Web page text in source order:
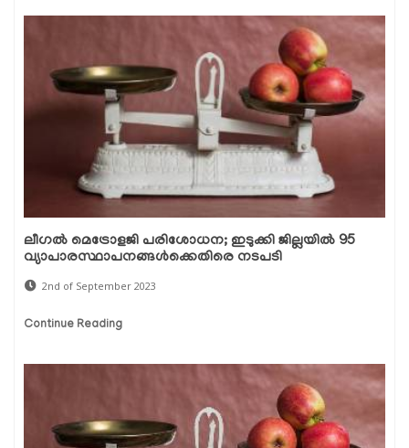
ലീഗല്‍ മെട്രോളജി പരിശോധന; ഇടുക്കി ജില്ലയില്‍ 95
വ്യാപാരസ്ഥാപനങ്ങള്‍ക്കെതിരെ നടപടി
2nd of September 2023
Continue Reading